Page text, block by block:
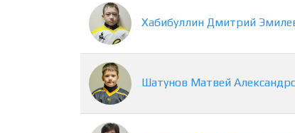
Хабибуллин Дмитрий
Шатунов Матвей